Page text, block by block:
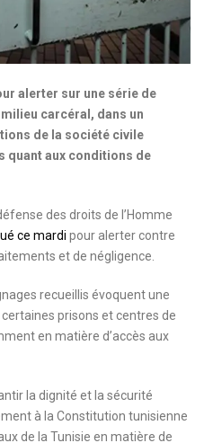
alerter sur une série de
carcéral, dans un
de la société civile
quant aux conditions de
des droits de l’Homme
ce mardi pour alerter contre
et de négligence.
recueillis évoquent une
prisons et centres de
en matière d’accès aux
la dignité et la sécurité
à la Constitution tunisienne
de la Tunisie en matière de